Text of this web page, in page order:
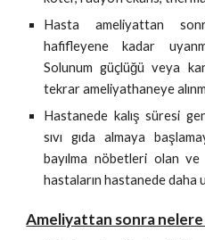
Hasta ameliyattan
hafifleyene kadar
Solunum güçlüğü veya
tekrar ameliyathaneye
Hastanede kalış süresi
sıvı gıda almaya
bayılma nöbetleri olan ve
hastaların hastanede daha
Ameliyattan sonra